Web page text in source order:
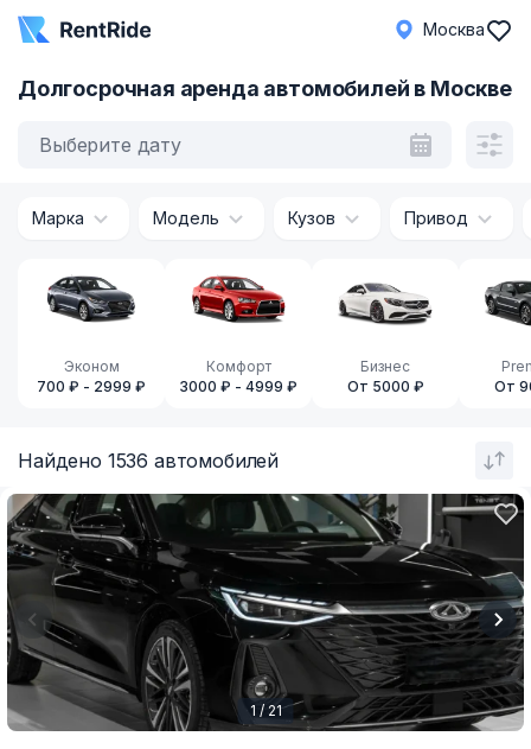
Москва
Долгосрочная аренда автомобилей в Москве
Выберите дату
Марка Модель Кузов Привод
Эконом
700 ₽ - 2999 ₽
Комфорт
3000 ₽ - 4999 ₽
Бизнес
От 5000 ₽
От
Найдено 1536 автомобилей
1 / 21